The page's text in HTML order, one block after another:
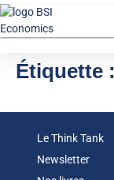
Étiquette :
Le Think Tank
Newsletter